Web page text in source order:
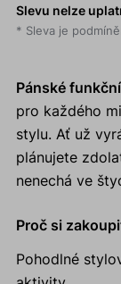
Slevu nelze
* Sleva je
Pánské
pro každého
stylu. Ať už
plánujete
nenechá ve
Proč si
Pohodlné